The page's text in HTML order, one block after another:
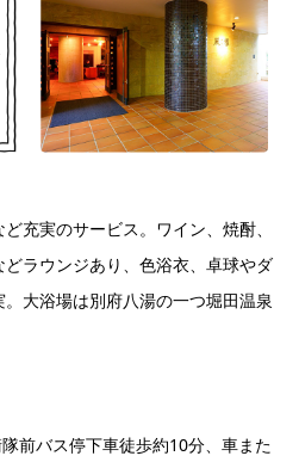
充実のサービス。ワイン、焼酎、
ラウンジあり、色浴衣、卓球やダ
大浴場は別府八湯の一つ堀田温泉
前バス停下車徒歩約10分、車また